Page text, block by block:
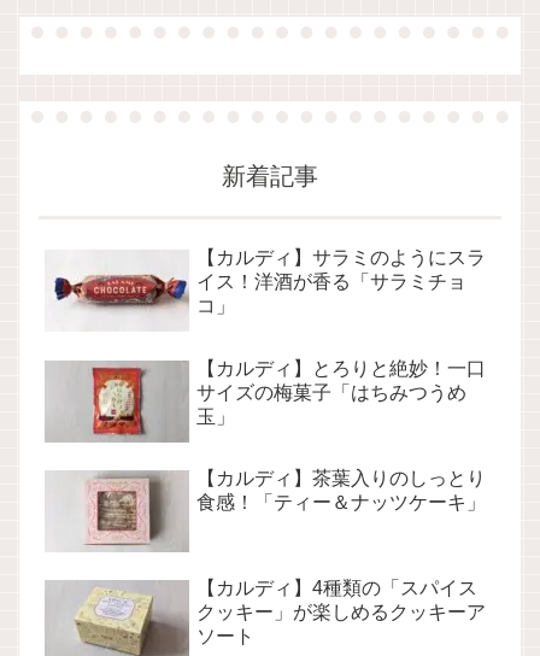
新着記事
【カルディ】サラミのようにスラ
イス！洋酒が香る「サラミチョ
コ」
【カルディ】とろりと絶妙！一口
サイズの梅菓子「はちみつうめ
玉」
【カルディ】茶葉入りのしっとり
食感！「ティー＆ナッツケーキ」
【カルディ】4種類の「スパイス
クッキー」が楽しめるクッキーア
ソート